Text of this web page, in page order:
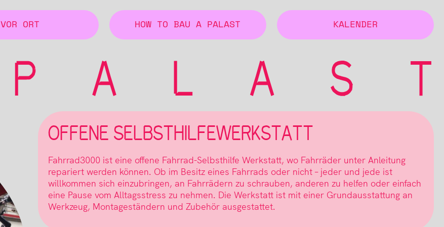
VOR ORT HOW TO BAU A PALAST KALENDER
OFFENE SELBSTHILFEWERKSTATT
Fahrrad3000 ist eine offene Fahrrad-Selbsthilfe Werkstatt, wo Fahrräder unter Anleitung
repariert werden können. Ob im Besitz eines Fahrrads oder nicht – jeder und jede ist
willkommen sich einzubringen, an Fahrrädern zu schrauben, anderen zu helfen oder einfach
eine Pause vom Alltagsstress zu nehmen. Die Werkstatt ist mit einer Grundausstattung an
Werkzeug, Montageständern und Zubehör ausgestattet.